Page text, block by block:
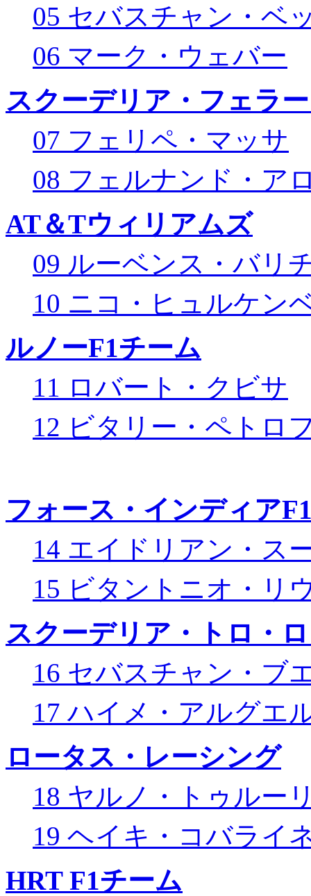
05 セバスチャン・ベ
06 マーク・ウェバー
スクーデリア・フェラ
07 フェリペ・マッサ
08 フェルナンド・ア
AT＆Tウィリアムズ
09 ルーベンス・バリ
10 ニコ・ヒュルケン
ルノーF1チーム
11 ロバート・クビサ
12 ビタリー・ペトロ
フォース・インディア
14 エイドリアン・ス
15 ビタントニオ・リ
スクーデリア・トロ・
16 セバスチャン・ブ
17 ハイメ・アルグエ
ロータス・レーシング
18 ヤルノ・トゥルー
19 ヘイキ・コバライ
HRT F1チーム